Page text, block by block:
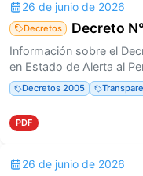
26 de junio de 2026
Decretos Decreto
Información sobre el
en Estado de Alerta al
Decretos 2005
PDF
26 de junio de 2026